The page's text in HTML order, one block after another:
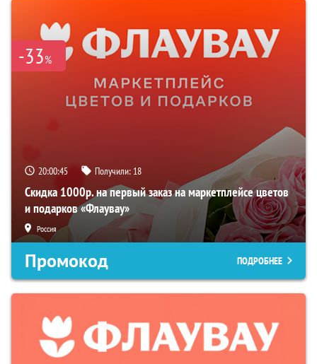
-33%
20:00:44 Получили: 18
Скидка 1000р. на первый заказ на маркетплейсе цветов
и подарков «Флаувау»
Россия
Промокод ПОДРОБНЕЕ